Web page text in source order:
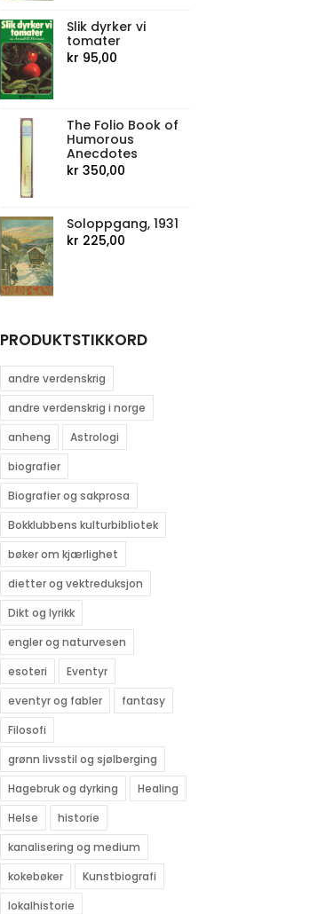
Slik dyrker vi
tomater
kr 95,00
The Folio Book of
Humorous
Anecdotes
kr 350,00
Soloppgang, 1931
kr 225,00
PRODUKTSTIKKORD
andre verdenskrig
andre verdenskrig i norge
anheng
Astrologi
biografier
Biografier og sakprosa
Bokklubbens kulturbibliotek
bøker om kjærlighet
dietter og vektreduksjon
Dikt og lyrikk
engler og naturvesen
esoteri
Eventyr
eventyr og fabler
fantasy
Filosofi
grønn livsstil og sjølberging
Hagebruk og dyrking
Healing
Helse
historie
kanalisering og medium
kokebøker
Kunstbiografi
lokalhistorie